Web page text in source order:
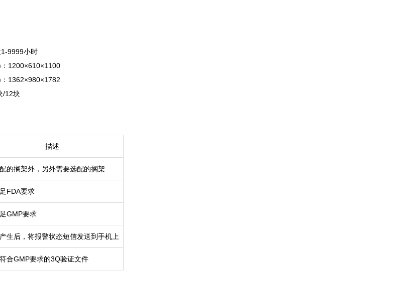
9999小时
1200×610×1100
1362×980×1782
/12块
描述
的搁架外，另外需要选配的搁架
FDA要求
GMP要求
生后，将报警状态短信发送到手机上
合GMP要求的3Q验证文件